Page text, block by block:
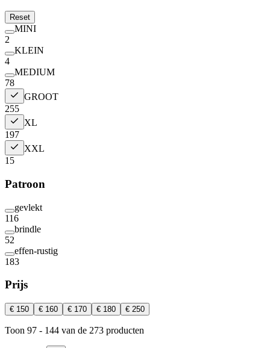
Reset
MINI
2
KLEIN
4
MEDIUM
78
GROOT
255
XL
197
XXL
15
Patroon
gevlekt
116
brindle
52
effen-rustig
183
Prijs
€ 150 € 160 € 170 € 180 € 250
Toon 97 - 144 van de 273 producten